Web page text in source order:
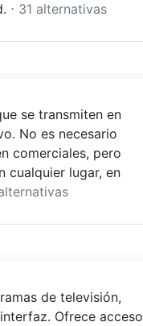
⋅ 31 alternativas
se transmiten en
No es necesario
comerciales, pero
cualquier lugar, en
de televisión,
Ofrece acceso